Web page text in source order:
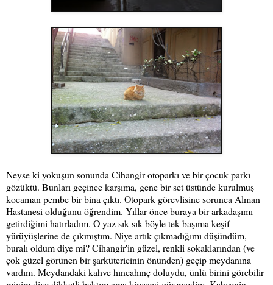
Neyse ki yokuşun sonunda Cihangir otoparkı ve bir çocuk parkı
gözüktü. Bunları geçince karşıma, gene bir set üstünde kurulmuş
kocaman pembe bir bina çıktı. Otopark görevlisine sorunca Alman
Hastanesi olduğunu öğrendim. Yıllar önce buraya bir arkadaşımı
getirdiğimi hatırladım. O yaz sık sık böyle tek başıma keşif
yürüyüşlerine de çıkmıştım. Niye artık çıkmadığımı düşündüm,
buralı oldum diye mi? Cihangir'in güzel, renkli sokaklarından (ve
çok güzel görünen bir şarkütericinin önünden) geçip meydanına
vardım. Meydandaki kahve hıncahınç doluydu, ünlü birini görebilir